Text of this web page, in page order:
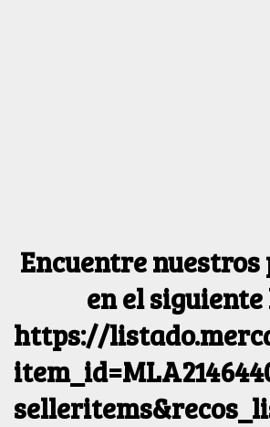
Encuentre nuestros
en el
https://